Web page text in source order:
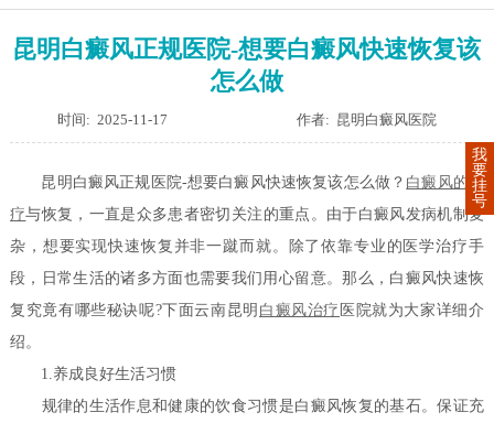
昆明白癜风正规医院-想要白癜风快速恢复该
怎么做
时间: 2025-11-17 作者: 昆明白癜风医院
昆明白癜风正规医院-想要白癜风快速恢复该怎么做？ 白癜风的治
疗与恢复，一直是众多患者密切关注的重点。由于白癜风发病机制复
杂，想要实现快速恢复并非一蹴而就。除了依靠专业的医学治疗手
段，日常生活的诸多方面也需要我们用心留意。那么，白癜风快速恢
复究竟有哪些秘诀呢?下面云南昆明 白癜风治疗 医院就为大家详细介
绍。
1.养成良好生活习惯
规律的生活作息和健康的饮食习惯是白癜风恢复的基石。保证充
我
要
挂
号